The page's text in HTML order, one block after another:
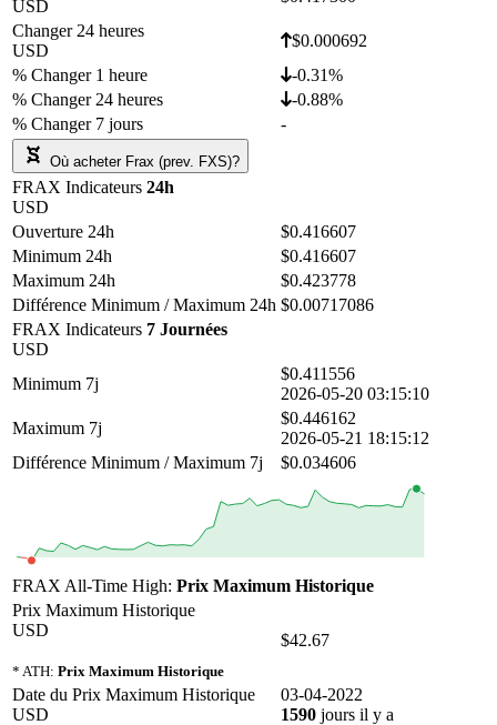
USD
Changer 24 heures
USD
$0.000692
% Changer 1 heure
-0.31%
% Changer 24 heures
-0.88%
% Changer 7 jours
-
Où acheter Frax (prev. FXS)?
FRAX Indicateurs 24h
USD
Ouverture 24h
$0.416607
Minimum 24h
$0.416607
Maximum 24h
$0.423778
Différence Minimum / Maximum 24h $0.00717086
FRAX Indicateurs 7 Journées
USD
Minimum 7j
$0.411556
2026-05-20 03:15:10
Maximum 7j
$0.446162
2026-05-21 18:15:12
Différence Minimum / Maximum 7j
$0.034606
FRAX All-Time High: Prix Maximum Historique
Prix Maximum Historique
USD
* ATH: Prix Maximum Historique
$42.67
Date du Prix Maximum Historique
USD
03-04-2022
1590 jours il y a